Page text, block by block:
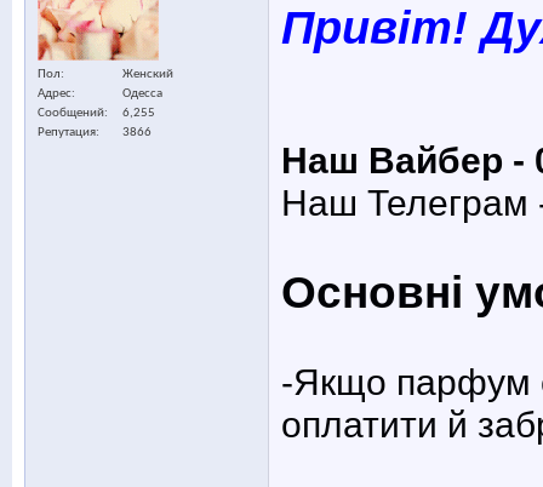
Пол
Женский
Адрес
Одесса
Сообщений
6,255
Репутация
3866
Привіт!
Наш Вайбер -
Наш Телеграм
Основні
-Якщо парфум
оплатити й